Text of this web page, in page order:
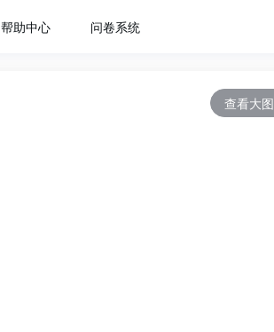
帮助中心 问卷系统
查看大图